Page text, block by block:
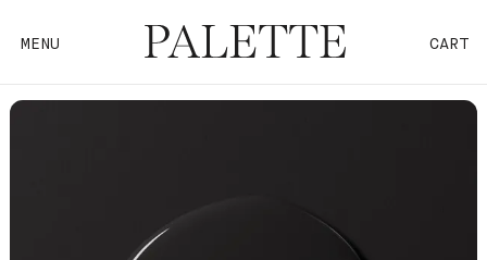
MENU CART